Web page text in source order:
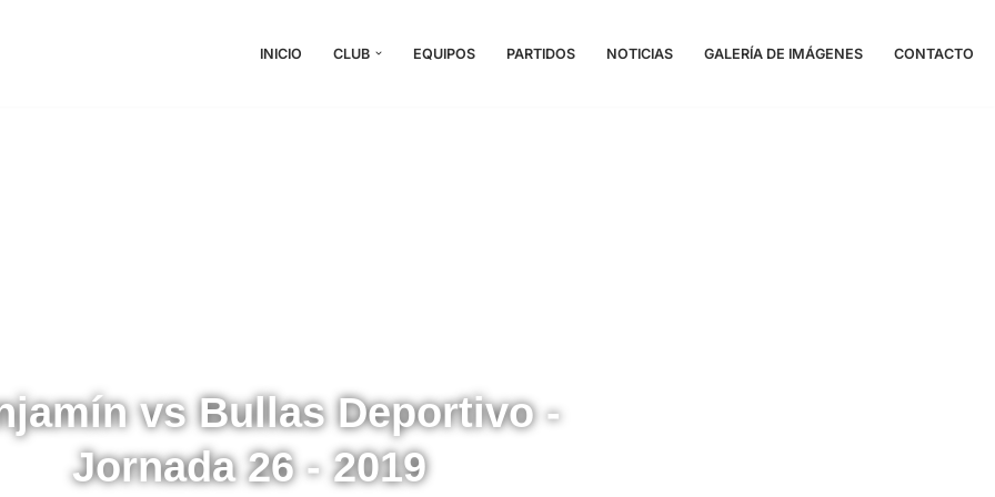
INICIO CLUB EQUIPOS PARTIDOS NOTICIAS GALERÍA DE IMÁGENES CONTACTO
vs Bullas Deportivo -
Jornada 26 - 2019